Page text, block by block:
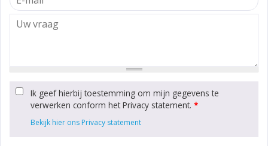
Ik geef hierbij toestemming om mijn gegevens te
verwerken conform het Privacy statement. *
Bekijk hier ons Privacy statement